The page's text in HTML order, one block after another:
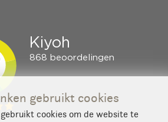
gebruikt cookies
cookies om de website te